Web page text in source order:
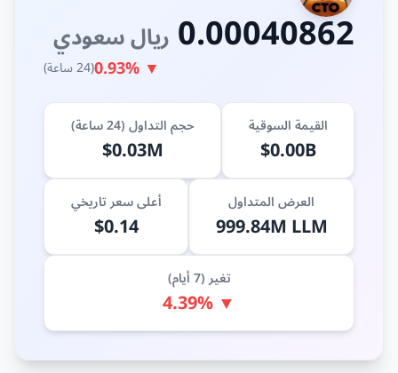
0.00040862 ريال سعودي
▼ 0.93% (24 ساعة)
القيمة السوقية
$0.00B
حجم التداول (24 ساعة)
$0.03M
العرض المتداول
999.84M LLM
أعلى سعر تاريخي
$0.14
تغير (7 أيام)
▼ 4.39%